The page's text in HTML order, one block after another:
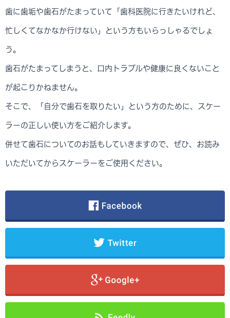
歯に歯垢や歯石がたまっていて「歯科医院に行きたいけれど、
忙しくてなかなか行けない」という方もいらっしゃるでしょ
う。
歯石がたまってしまうと、口内トラブルや健康に良くないこと
が起こりかねません。
そこで、「自分で歯石を取りたい」という方のために、スケー
ラーの正しい使い方をご紹介します。
併せて歯石についてのお話もしていきますので、ぜひ、お読み
いただいてからスケーラーをご使用ください。